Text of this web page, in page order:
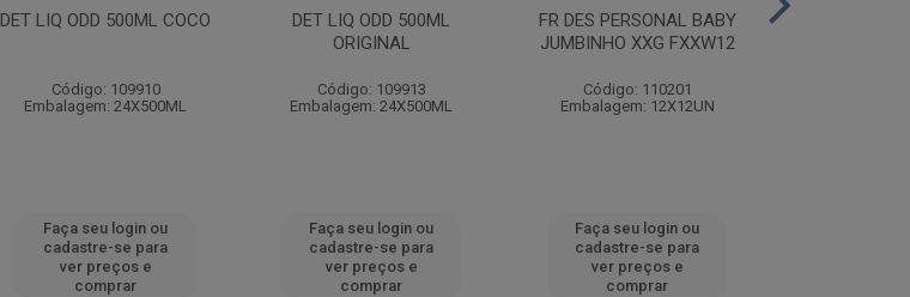
DET LIQ ODD 500ML COCO
Código: 109910
Embalagem: 24X500ML
Faça seu login ou
cadastre-se para
ver preços e
comprar
DET LIQ ODD 500ML
ORIGINAL
Código: 109913
Embalagem: 24X500ML
Faça seu login ou
cadastre-se para
ver preços e
comprar
FR DES PERSONAL BABY
JUMBINHO XXG FXXW12
Código: 110201
Embalagem: 12X12UN
Faça seu login ou
cadastre-se para
ver preços e
comprar